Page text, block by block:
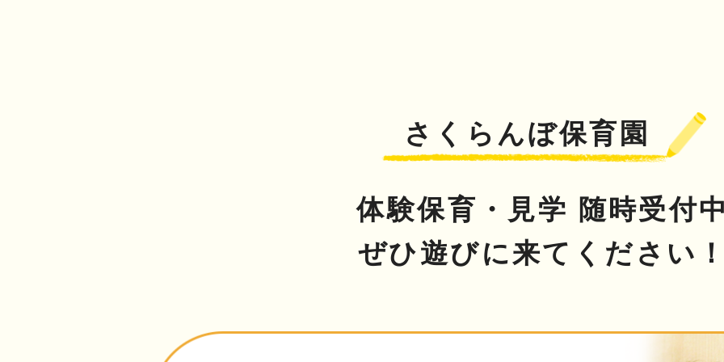
さくらんぼ保育園
体験保育・見学 随時受付
ぜひ遊びに来てください